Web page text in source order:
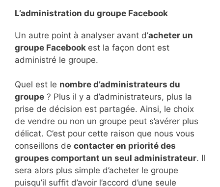
L’administration du groupe Facebook
Un autre point à analyser avant d’acheter un
groupe Facebook est la façon dont est
administré le groupe.
Quel est le nombre d’administrateurs du
groupe ? Plus il y a d’administrateurs, plus la
prise de décision est partagée. Ainsi, le choix
de vendre ou non un groupe peut s’avérer plus
délicat. C’est pour cette raison que nous vous
conseillons de contacter en priorité des
groupes comportant un seul administrateur. Il
sera alors plus simple d’acheter le groupe
puisqu’il suffit d’avoir l’accord d’une seule